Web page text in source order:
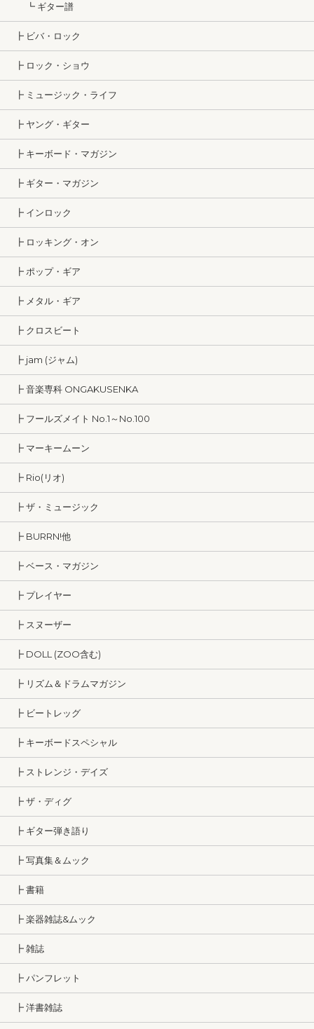
┗ ギター譜
┣ ビバ・ロック
┣ ロック・ショウ
┣ ミュージック・ライフ
┣ ヤング・ギター
┣ キーボード・マガジン
┣ ギター・マガジン
┣ インロック
┣ ロッキング・オン
┣ ポップ・ギア
┣ メタル・ギア
┣ クロスビート
┣ jam (ジャム)
┣ 音楽専科 ONGAKUSENKA
┣ フールズメイト No.1～No.100
┣ マーキームーン
┣ Rio(リオ)
┣ ザ・ミュージック
┣ BURRN!他
┣ ベース・マガジン
┣ プレイヤー
┣ スヌーザー
┣ DOLL (ZOO含む)
┣ リズム＆ドラムマガジン
┣ ビートレッグ
┣ キーボードスペシャル
┣ ストレンジ・デイズ
┣ ザ・ディグ
┣ ギター弾き語り
┣ 写真集＆ムック
┣ 書籍
┣ 楽器雑誌&ムック
┣ 雑誌
┣ パンフレット
┣ 洋書雑誌